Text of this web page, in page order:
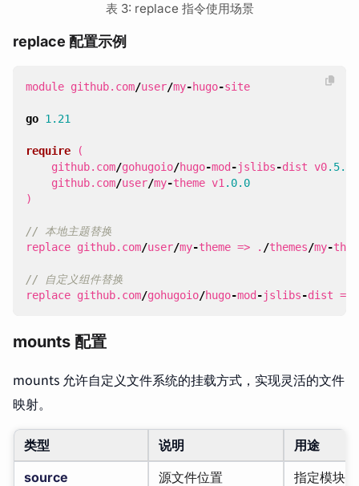
表 3: replace 指令使用场景
replace 配置示例
module github. com/user/my-hugo-site
go 1.21
require
(
github. com/gohugoio/hugo-mod -jslibs-dist v0.5.0
github. com/user/my-theme v1 .0.0
)
// 本地主题替换
replace github. com/user/my-theme => . /themes/my-
// 自定义组件替换
replace github. com/gohugoio/hugo-mod -jslibs-dist =>
mounts 配置
mounts 允许自定义文件系统的挂载方式，实现灵活的文件
映射。
类型 说明
用途
source
源文件位置
指定模块